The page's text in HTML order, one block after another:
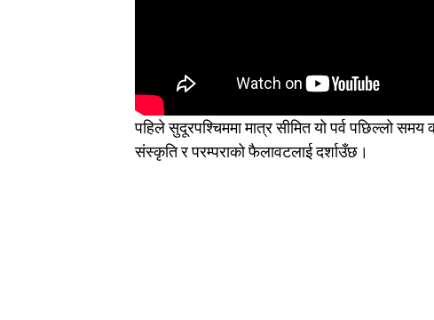
पहिले सुदूरपश्चिममा मात्र सीमित यो पर्व पछिल्लो
संस्कृति र परम्पराको फैलावटलाई दर्शाउँछ।